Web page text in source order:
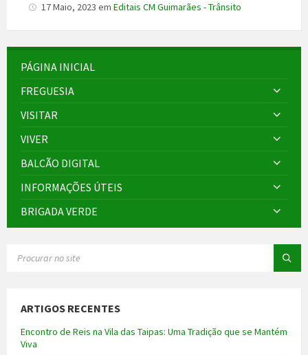
17 Maio, 2023 em Editais CM Guimarães - Trânsito
PÁGINA INICIAL
FREGUESIA
VISITAR
VIVER
BALCÃO DIGITAL
INFORMAÇÕES ÚTEIS
BRIGADA VERDE
ARTIGOS RECENTES
Encontro de Reis na Vila das Taipas: Uma Tradição que se Mantém
Viva